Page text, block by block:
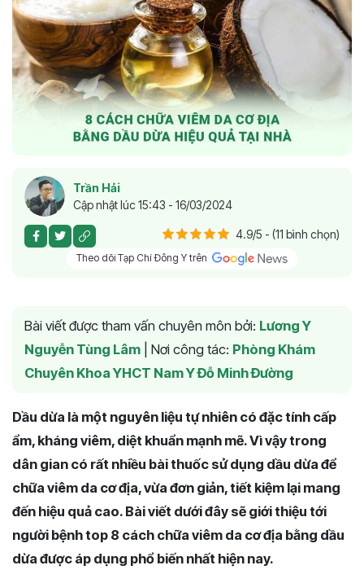
Trần Hải
Cập nhật lúc 15:43 - 16/03/2024
4.9/5 - (11 bình chọn)
Theo dõi Tạp Chí Đông Y trên
Bài viết được tham vấn chuyên môn bởi: Lương Y
Nguyễn Tùng Lâm
Nơi công tác: Phòng Khám
Chuyên Khoa YHCT Nam Y Đỗ Minh Đường
Dầu dừa là một nguyên liệu tự nhiên có đặc tính cấp
ẩm, kháng viêm, diệt khuẩn mạnh mẽ. Vì vậy trong
dân gian có rất nhiều bài thuốc sử dụng dầu dừa để
chữa viêm da cơ địa, vừa đơn giản, tiết kiệm lại mang
đến hiệu quả cao. Bài viết dưới đây sẽ giới thiệu tới
người bệnh top 8 cách chữa viêm da cơ địa bằng dầu
dừa được áp dụng phổ biến nhất hiện nay.